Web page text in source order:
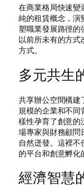
在商業格局快速變
純的租賃概念，演
塑職業發展路徑
以前所未有的方
方式。
多元共生
共享辦公空間構建
規模的企業和不
樣性孕育了創意
場專家與財務顧問
自然迸發。這裡
的平台和創意孵化
經濟智慧